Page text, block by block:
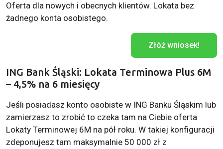
Oferta dla nowych i obecnych klientów. Lokata bez
żadnego konta osobistego.
Złóż wniosek!
ING Bank Śląski: Lokata Terminowa Plus 6M
– 4,5% na 6 miesięcy
Jeśli posiadasz konto osobiste w ING Banku Śląskim lub
zamierzasz to zrobić to czeka tam na Ciebie oferta
Lokaty Terminowej 6M na pół roku. W takiej konfiguracji
zdeponujesz tam maksymalnie 50 000 zł z